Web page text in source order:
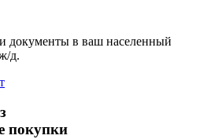
документы в ваш населенный
д.
покупки